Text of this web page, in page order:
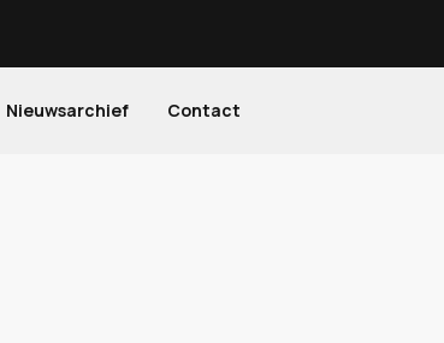
Nieuwsarchief Contact